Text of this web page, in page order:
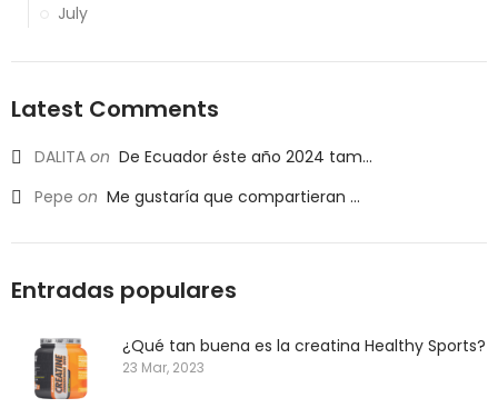
July
Latest Comments
DALITA on De Ecuador éste año 2024 tam...
Pepe on Me gustaría que compartieran ...
Entradas populares
¿Qué tan buena es la creatina Healthy Sports?
23 Mar, 2023